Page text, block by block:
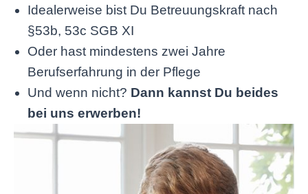
Idealerweise bist Du Betreuungskraft nach
§53b, 53c SGB XI
Oder hast mindestens zwei Jahre
Berufserfahrung in der Pflege
Und wenn nicht? Dann kannst Du beides
bei uns erwerben!